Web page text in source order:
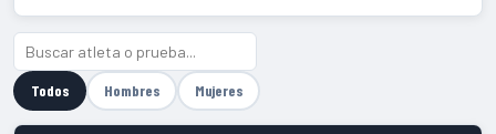
Todos Hombres Mujeres